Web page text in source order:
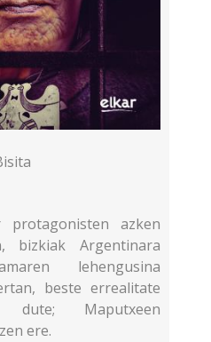
azken
bizkiak Argentinara
lehengusina
beste errealitate
Maputxeen
ere.